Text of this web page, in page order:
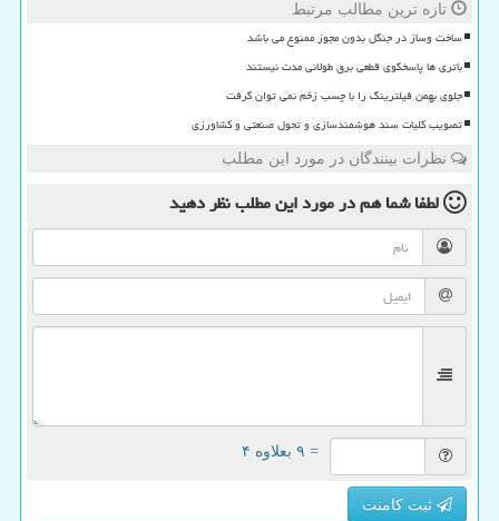
تازه ترین مطالب مرتبط
ساخت وساز در جنگل بدون مجوز ممنوع می باشد
باتری ها پاسخگوی قطعی برق طولانی مدت نیستند
جلوی بهمن فیلترینگ را با چسب زخم نمی توان گرفت
تصویب کلیات سند هوشمندسازی و تحول صنعتی و کشاورزی
نظرات بینندگان در مورد این مطلب
لطفا شما همدر مورد این مطلبنظر دهید
= ۹ بعلاوه ۴
ثبت کامنت